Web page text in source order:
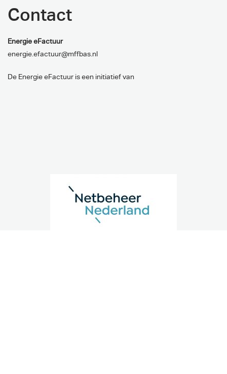
Contact
Energie eFactuur
energie.efactuur@mffbas.nl
De Energie eFactuur is een initiatief van